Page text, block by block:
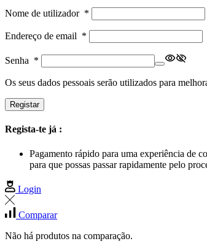
Nome de utilizador *
Endereço de email *
Senha *
Os seus dados pessoais serão utilizados para
Registar
Regista-te já :
Pagamento rápido para uma experiência de
para que possas passar rapidamente pelo
Login
Comparar
Não há produtos na comparação.